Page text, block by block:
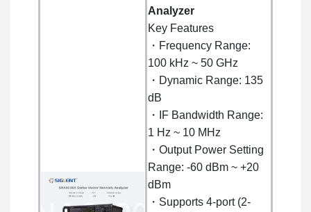
Analyzer
Key Features
・Frequency Range:
100 kHz ~ 50 GHz
・Dynamic Range: 135
dB
・IF Bandwidth Range:
1 Hz ~ 10 MHz
・Output Power Setting
Range: -60 dBm ~ +20
dBm
・Supports 4-port (2-